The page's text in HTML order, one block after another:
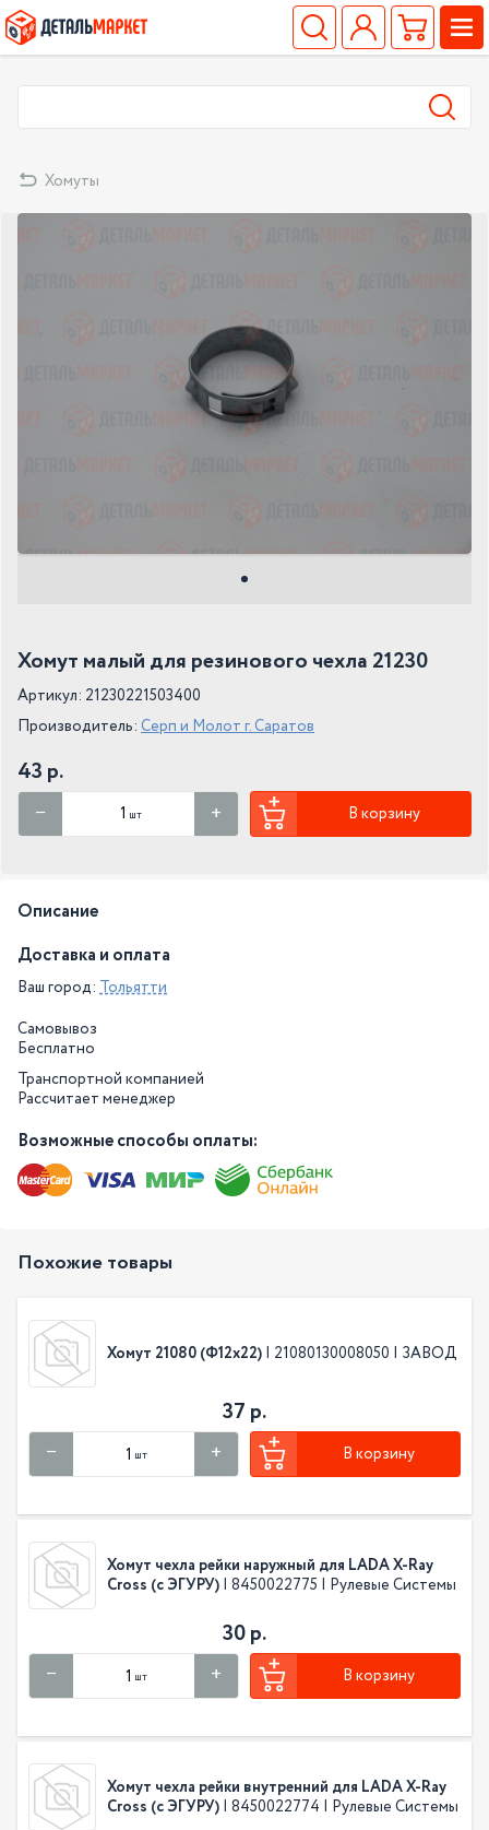
Хомуты
Хомут малый для резинового чехла 21230
Артикул: 21230221503400
Производитель: Серп и Молот г. Саратов
43 р.
шт В корзину
Описание
Доставка и оплата
Ваш город: Тольятти
Самовывоз
Бесплатно
Транспортной компанией
Рассчитает менеджер
Возможные способы оплаты:
Похожие товары
Хомут 21080 (Ф12х22) | 21080130008050 | ЗАВОД
37 р.
шт В корзину
Хомут чехла рейки наружный для LADA X-Ray
Cross (с ЭГУРУ) | 8450022775 | Рулевые Системы
30 р.
шт В корзину
Хомут чехла рейки внутренний для LADA X-Ray
Cross (с ЭГУРУ) | 8450022774 | Рулевые Системы